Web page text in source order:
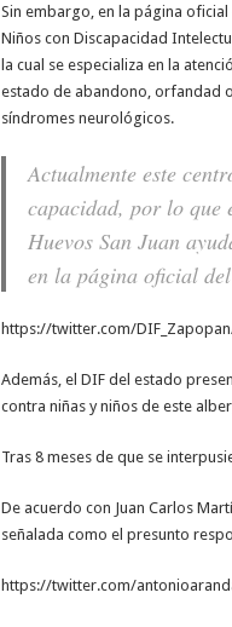
Sin embargo, en la página oficial
Niños con Discapacidad
la cual se especializa en la
estado de abandono, orfandad
síndromes neurológicos.
Actualmente este
capacidad, por lo que
Huevos San Juan
en la página oficial del
https://twitter.com/
Además, el DIF del estado
contra niñas y niños de este
Tras 8 meses de que se
De acuerdo con Juan Carlos
señalada como el presunto
https://twitter.com/